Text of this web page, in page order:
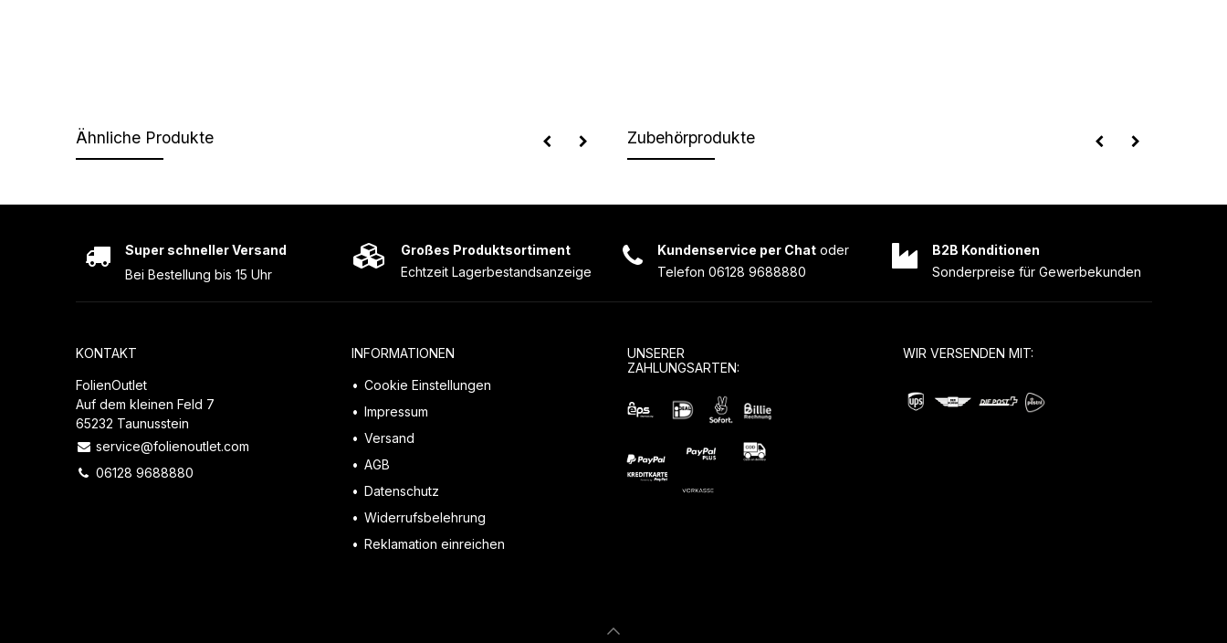
Ähnliche Produkte Zubehörprodukte
Großes Produktsortiment
Echtzeit Lagerbestandsanzeige
Kundenservice per Chat oder
Telefon 06128 9688880
Super schneller Versand
Bei Bestellung bis 15 Uhr
B2B Konditionen
Sonderpreise für Gewerbekunden
KONTAKT
FolienOutlet
Auf dem kleinen Feld 7
65232 Taunusstein
service@folienoutlet.com
06128 9688880
INFORMATIONEN
Cookie Einstellungen
Impressum
Versand
AGB
Datenschutz
Widerrufsbelehrung
Reklamation einreichen
UNSERER
ZAHLUNGSARTEN:
WIR VERSENDEN MIT: